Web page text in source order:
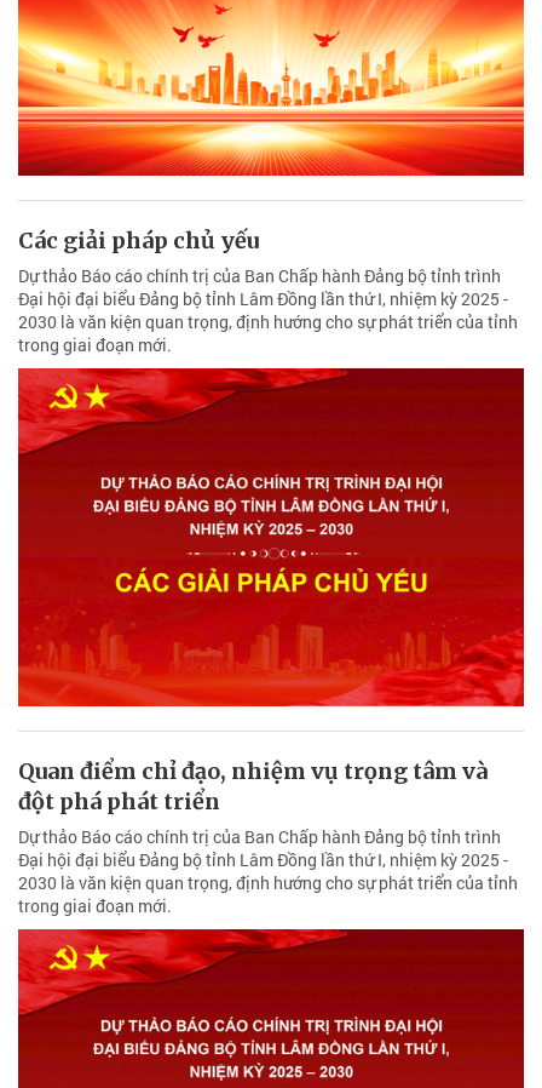
Các giải pháp chủ yếu
Dự thảo Báo cáo chính trị của Ban Chấp hành Ðảng bộ tỉnh trình
Đại hội đại biểu Đảng bộ tỉnh Lâm Đồng lần thứ I, nhiệm kỳ 2025 -
2030 là văn kiện quan trọng, định hướng cho sự phát triển của tỉnh
trong giai đoạn mới.
Quan điểm chỉ đạo, nhiệm vụ trọng tâm và
đột phá phát triển
Dự thảo Báo cáo chính trị của Ban Chấp hành Ðảng bộ tỉnh trình
Đại hội đại biểu Đảng bộ tỉnh Lâm Đồng lần thứ I, nhiệm kỳ 2025 -
2030 là văn kiện quan trọng, định hướng cho sự phát triển của tỉnh
trong giai đoạn mới.